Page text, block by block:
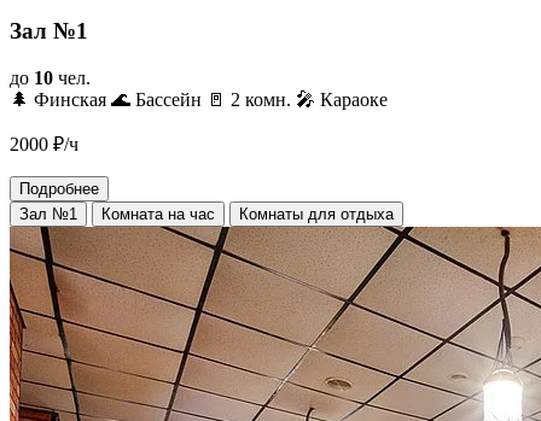
Зал №1
до 10 чел.
🌲 Финская 🌊 Бассейн 🚪 2 комн. 🎤 Караоке
2000 ₽/ч
Подробнее
Зал №1
Комната на час Комнаты для отдыха